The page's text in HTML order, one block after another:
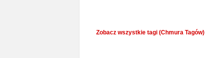
Zobacz wszystkie tagi (Chmura Tagów)